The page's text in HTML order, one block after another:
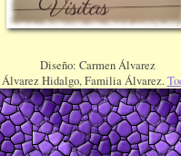
Diseño: Carmen Álvarez
Álvarez Hidalgo, Familia Álvarez.